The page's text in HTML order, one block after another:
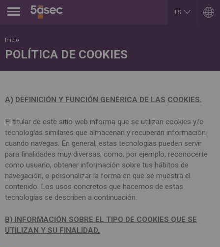
ES
ARGENTINA
English
English
Portuguese
English
Français
COLOMBIA
Español
CZECH REPUBLIC
Čeština
DUBAI
English
EGYPT
FRANCE
English
English
Español
REPUBLIK INDONESIA
ROMÂNĂ
English
Русский
English
SLOVAKIA
Slovenčina
SERBIA
English
SPAIN
Inicio
POLÍTICA DE COOKIES
A) DEFINICIÓN Y FUNCIÓN GENÉRICA DE LAS COOKIES.
El titular de este sitio web informa que se utilizan cookies y/o
tecnologías similares que almacenan y recuperan información
cuando navegas. En general, estas tecnologías pueden servir
para finalidades muy diversas, como, por ejemplo, reconocerte
como usuario, obtener información sobre tus hábitos de
navegación, o personalizar la forma en que se muestra el
contenido. Los usos concretos que hacemos de estas
tecnologías se describen a continuación.
B) INFORMACIÓN SOBRE EL TIPO DE COOKIES QUE SE
UTILIZAN Y SU FINALIDAD.